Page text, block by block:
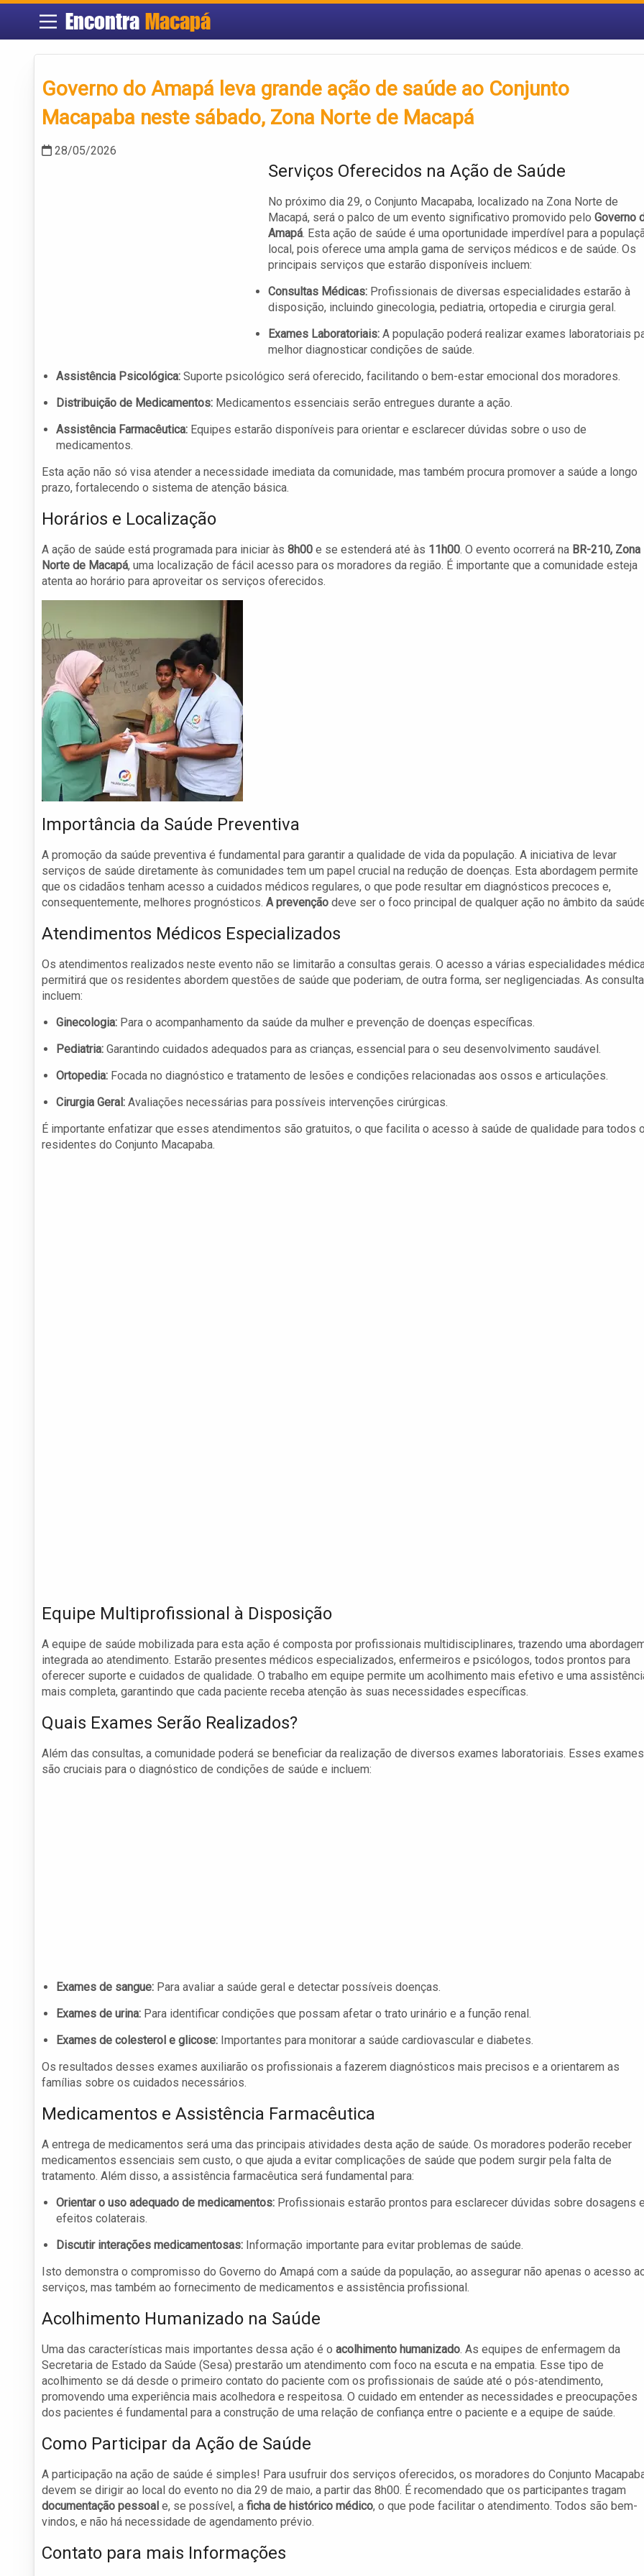
Encontra Macapá
Governo do Amapá leva grande ação de saúde ao Conjunto
Macapaba neste sábado, Zona Norte de Macapá
28/05/2026
Serviços Oferecidos na Ação de Saúde
No próximo dia 29, o Conjunto Macapaba, localizado na Zona Norte de
Macapá, será o palco de um evento significativo promovido pelo Governo
Amapá. Esta ação de saúde é uma oportunidade imperdível para a
local, pois oferece uma ampla gama de serviços médicos e de saúde. Os
principais serviços que estarão disponíveis incluem:
Consultas Médicas: Profissionais de diversas especialidades estarão à
disposição, incluindo ginecologia, pediatria, ortopedia e cirurgia geral.
Exames Laboratoriais: A população poderá realizar exames laboratoriais
melhor diagnosticar condições de saúde.
Assistência Psicológica: Suporte psicológico será oferecido, facilitando o bem-estar emocional dos moradores.
Distribuição de Medicamentos: Medicamentos essenciais serão entregues durante a ação.
Assistência Farmacêutica: Equipes estarão disponíveis para orientar e esclarecer dúvidas sobre o uso de
medicamentos.
Esta ação não só visa atender a necessidade imediata da comunidade, mas também procura promover a saúde a longo
prazo, fortalecendo o sistema de atenção básica.
Horários e Localização
A ação de saúde está programada para iniciar às 8h00 e se estenderá até às 11h00. O evento ocorrerá na BR-210, Zona
Norte de Macapá, uma localização de fácil acesso para os moradores da região. É importante que a comunidade esteja
atenta ao horário para aproveitar os serviços oferecidos.
Importância da Saúde Preventiva
A promoção da saúde preventiva é fundamental para garantir a qualidade de vida da população. A iniciativa de levar
serviços de saúde diretamente às comunidades tem um papel crucial na redução de doenças. Esta abordagem permite
que os cidadãos tenham acesso a cuidados médicos regulares, o que pode resultar em diagnósticos precoces e,
consequentemente, melhores prognósticos. A prevenção deve ser o foco principal de qualquer ação no âmbito da
Atendimentos Médicos Especializados
Os atendimentos realizados neste evento não se limitarão a consultas gerais. O acesso a várias especialidades
permitirá que os residentes abordem questões de saúde que poderiam, de outra forma, ser negligenciadas. As
incluem:
Ginecologia: Para o acompanhamento da saúde da mulher e prevenção de doenças específicas.
Pediatria: Garantindo cuidados adequados para as crianças, essencial para o seu desenvolvimento saudável.
Ortopedia: Focada no diagnóstico e tratamento de lesões e condições relacionadas aos ossos e articulações.
Cirurgia Geral: Avaliações necessárias para possíveis intervenções cirúrgicas.
É importante enfatizar que esses atendimentos são gratuitos, o que facilita o acesso à saúde de qualidade para todos
residentes do Conjunto Macapaba.
Equipe Multiprofissional à Disposição
A equipe de saúde mobilizada para esta ação é composta por profissionais multidisciplinares, trazendo uma
integrada ao atendimento. Estarão presentes médicos especializados, enfermeiros e psicólogos, todos prontos para
oferecer suporte e cuidados de qualidade. O trabalho em equipe permite um acolhimento mais efetivo e uma
mais completa, garantindo que cada paciente receba atenção às suas necessidades específicas.
Quais Exames Serão Realizados?
Além das consultas, a comunidade poderá se beneficiar da realização de diversos exames laboratoriais. Esses exames
são cruciais para o diagnóstico de condições de saúde e incluem:
Exames de sangue: Para avaliar a saúde geral e detectar possíveis doenças.
Exames de urina: Para identificar condições que possam afetar o trato urinário e a função renal.
Exames de colesterol e glicose: Importantes para monitorar a saúde cardiovascular e diabetes.
Os resultados desses exames auxiliarão os profissionais a fazerem diagnósticos mais precisos e a orientarem as
famílias sobre os cuidados necessários.
Medicamentos e Assistência Farmacêutica
A entrega de medicamentos será uma das principais atividades desta ação de saúde. Os moradores poderão receber
medicamentos essenciais sem custo, o que ajuda a evitar complicações de saúde que podem surgir pela falta de
tratamento. Além disso, a assistência farmacêutica será fundamental para:
Orientar o uso adequado de medicamentos: Profissionais estarão prontos para esclarecer dúvidas sobre dosagens
efeitos colaterais.
Discutir interações medicamentosas: Informação importante para evitar problemas de saúde.
Isto demonstra o compromisso do Governo do Amapá com a saúde da população, ao assegurar não apenas o acesso
serviços, mas também ao fornecimento de medicamentos e assistência profissional.
Acolhimento Humanizado na Saúde
Uma das características mais importantes dessa ação é o acolhimento humanizado. As equipes de enfermagem da
Secretaria de Estado da Saúde (Sesa) prestarão um atendimento com foco na escuta e na empatia. Esse tipo de
acolhimento se dá desde o primeiro contato do paciente com os profissionais de saúde até o pós-atendimento,
promovendo uma experiência mais acolhedora e respeitosa. O cuidado em entender as necessidades e preocupações
dos pacientes é fundamental para a construção de uma relação de confiança entre o paciente e a equipe de saúde.
Como Participar da Ação de Saúde
A participação na ação de saúde é simples! Para usufruir dos serviços oferecidos, os moradores do Conjunto
devem se dirigir ao local do evento no dia 29 de maio, a partir das 8h00. É recomendado que os participantes tragam
documentação pessoal e, se possível, a ficha de histórico médico, o que pode facilitar o atendimento. Todos são bem-
vindos, e não há necessidade de agendamento prévio.
Contato para mais Informações